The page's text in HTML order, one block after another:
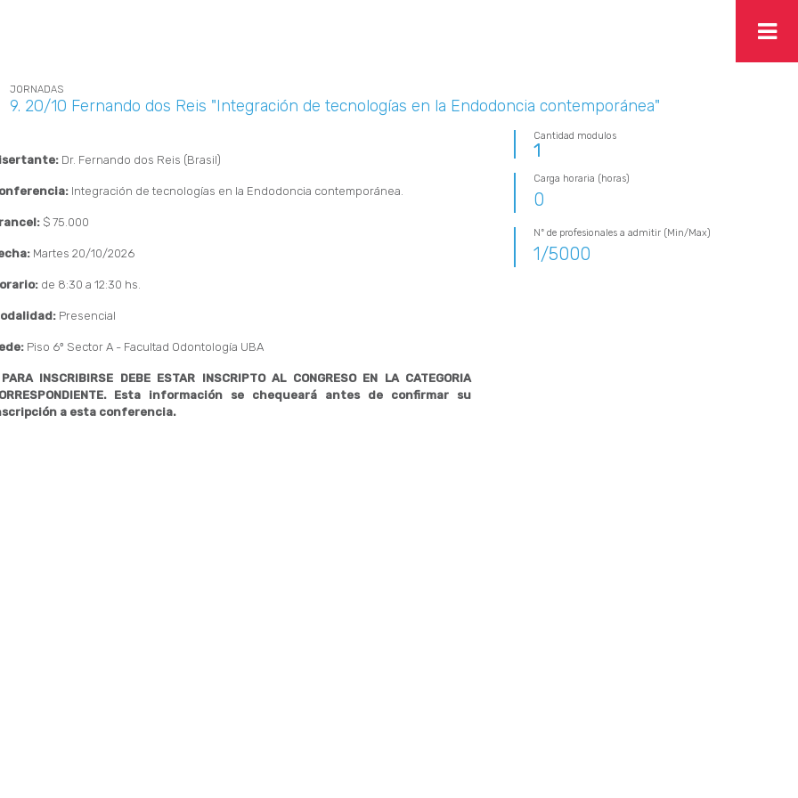
JORNADAS
9. 20/10 Fernando dos Reis "Integración de tecnologías en la Endodoncia contemporánea"
Dr. Fernando dos Reis (Brasil)
Integración de tecnologías en la Endodoncia contemporánea.
$ 75.000
Martes 20/10/2026
de 8:30 a 12:30 hs.
Presencial
Piso 6º Sector A - Facultad Odontología UBA
INSCRIBIRSE DEBE ESTAR INSCRIPTO AL CONGRESO EN LA CATEGORIA
Esta información se chequeará antes de confirmar su
a esta conferencia.
Cantidad modulos
1
Carga horaria (horas)
0
Nº de profesionales a admitir (Min/Max)
1/5000